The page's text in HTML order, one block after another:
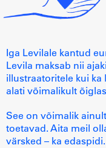
Iga Levilale kantud
Levila maksab nii
illustraatoritele kui
alati võimalikult
See on võimalik
toetavad. Aita meil
värsked – ka edaspidi.